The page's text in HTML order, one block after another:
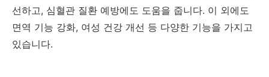
선하고, 심혈관 질환 예방에도 도움을 줍니다. 이 외에도
면역 기능 강화, 여성 건강 개선 등 다양한 기능을 가지고
있습니다.